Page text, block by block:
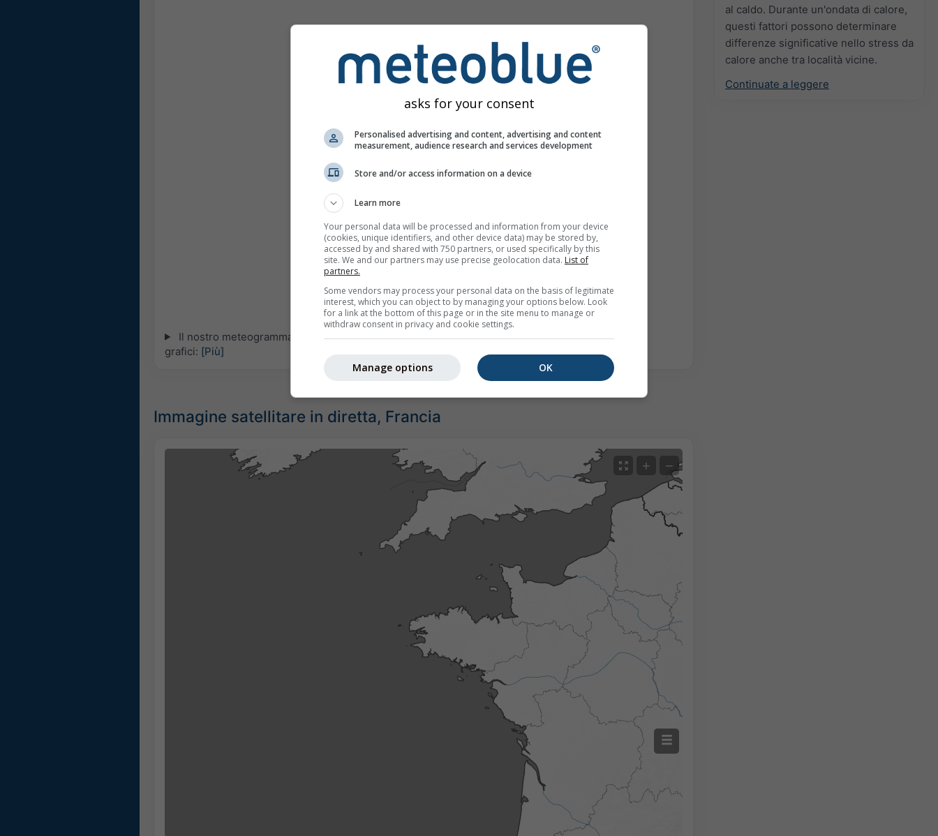
al caldo. Durante un'ondata di calore,
questi fattori possono determinare
differenze significative nello stress da
calore anche tra località vicine.
Continuate a leggere
Il nostro meteogramma 5-giorni per Douarnenez offre tutte le informazioni meteo in 3 semplici
grafici: [Più]
Immagine satellitare in diretta, Francia
+ −
asks for your consent
Personalised advertising and content, advertising and content
measurement, audience research and services development
Store and/or access information on a device
Learn more
Your personal data will be processed and information from your device
(cookies, unique identifiers, and other device data) may be stored by,
accessed by and shared with 750 partners, or used specifically by this
site. We and our partners may use precise geolocation data. List of
partners.
Some vendors may process your personal data on the basis of legitimate
interest, which you can object to by managing your options below. Look
for a link at the bottom of this page or in the site menu to manage or
withdraw consent in privacy and cookie settings.
OK
Manage options